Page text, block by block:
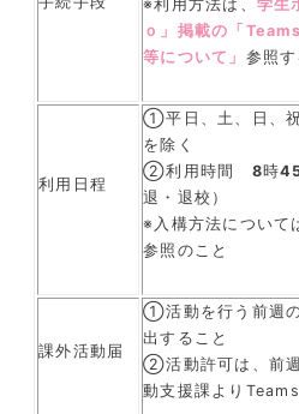
※利用方法は、 学生
ｏ」掲載の「
等について」 参照す
利用日程
①平日、土、日、
を除く
②利用時間 8時
退・退校）
※入構方法について
参照のこと
課外活動届
①活動を行う前週
出すること
②活動許可は、前
動支援課より